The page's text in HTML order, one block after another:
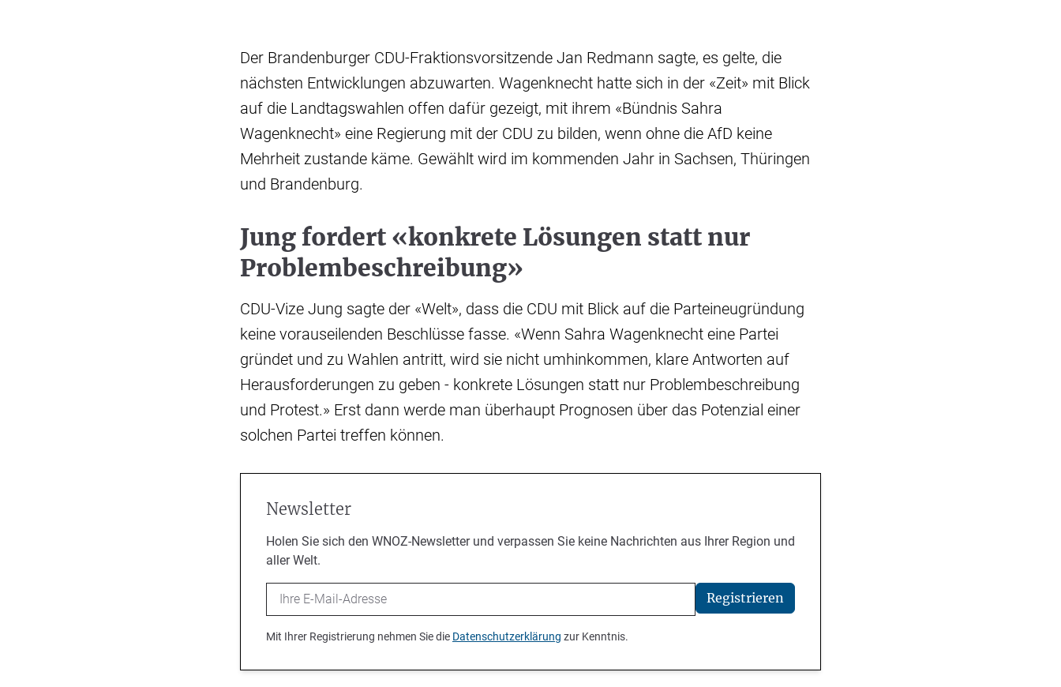
Der Brandenburger CDU-Fraktionsvorsitzende Jan Redmann sagte, es gelte, die
nächsten Entwicklungen abzuwarten. Wagenknecht hatte sich in der «Zeit» mit Blick
auf die Landtagswahlen offen dafür gezeigt, mit ihrem «Bündnis Sahra
Wagenknecht» eine Regierung mit der CDU zu bilden, wenn ohne die AfD keine
Mehrheit zustande käme. Gewählt wird im kommenden Jahr in Sachsen, Thüringen
und Brandenburg.
Jung fordert «konkrete Lösungen statt nur
Problembeschreibung»
CDU-Vize Jung sagte der «Welt», dass die CDU mit Blick auf die Parteineugründung
keine vorauseilenden Beschlüsse fasse. «Wenn Sahra Wagenknecht eine Partei
gründet und zu Wahlen antritt, wird sie nicht umhinkommen, klare Antworten auf
Herausforderungen zu geben - konkrete Lösungen statt nur Problembeschreibung
und Protest.» Erst dann werde man überhaupt Prognosen über das Potenzial einer
solchen Partei treffen können.
Newsletter
Holen Sie sich den WNOZ-Newsletter und verpassen Sie keine Nachrichten aus Ihrer Region und
aller Welt.
Email Registrieren
Mit Ihrer Registrierung nehmen Sie die Datenschutzerklärung zur Kenntnis.